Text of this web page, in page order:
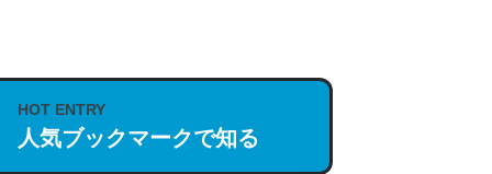
説してる記事が少ないので貴重な良記事。/続編来た
https://isobe324649.hatenablog.com/entry/2023/03/27
/064121
─GPTの仕組みと限界についての考察（１） - conceptualization
HOT ENTRY
人気ブックマークで知る